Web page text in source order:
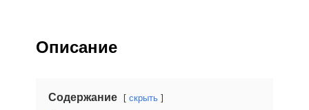
Описание
Содержание скрыть